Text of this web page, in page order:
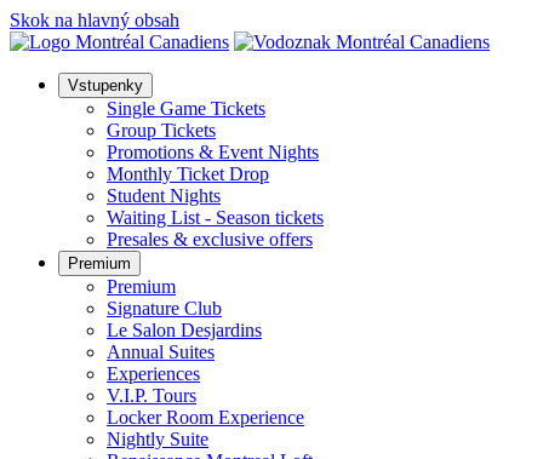
Skok na hlavný obsah
Vstupenky
Single Game Tickets
Group Tickets
Promotions & Event Nights
Monthly Ticket Drop
Student Nights
Waiting List - Season tickets
Presales & exclusive offers
Premium
Premium
Signature Club
Le Salon Desjardins
Annual Suites
Experiences
V.I.P. Tours
Locker Room Experience
Nightly Suite